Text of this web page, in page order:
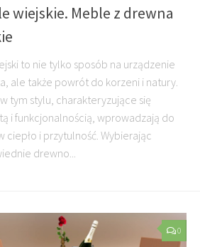
wiejskie. Meble z drewna
to nie tylko sposób na urządzenie
ale także powrót do korzeni i natury.
tym stylu, charakteryzujące się
i funkcjonalnością, wprowadzają do
ciepło i przytulność. Wybierając
drewno...
0